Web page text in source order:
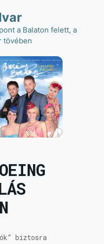
a Balaton felett, a
tövében
biztosra